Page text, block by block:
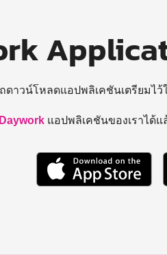
ดาวน์โหลดแอปพลิเคชันเตรียมไว้
Daywork แอปพลิเคชันของเราได้แ